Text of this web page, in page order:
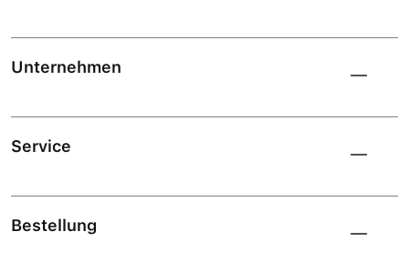
Unternehmen
Service
Bestellung